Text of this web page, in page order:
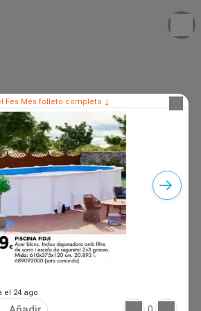
Fes Més folleto completo ↓
el 24 ago